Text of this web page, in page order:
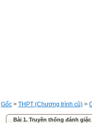
Gốc > THPT (Chương trình cũ) >
Bài 1. Truyền thống đánh